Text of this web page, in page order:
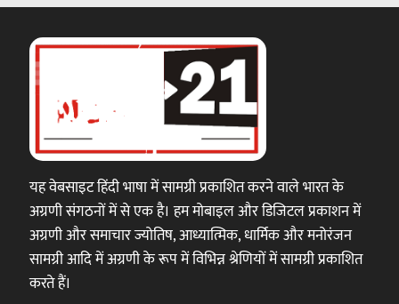
यह वेबसाइट हिंदी भाषा में सामग्री प्रकाशित करने वाले भारत के
अग्रणी संगठनों में से एक है। हम मोबाइल और डिजिटल प्रकाशन में
अग्रणी और समाचार ज्योतिष, आध्यात्मिक, धार्मिक और मनोरंजन
सामग्री आदि में अग्रणी के रूप में विभिन्न श्रेणियों में सामग्री प्रकाशित
करते हैं।